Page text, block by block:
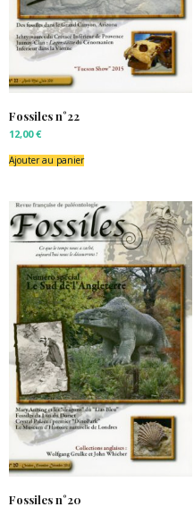
Fossiles n°22
12,00€
Ajouter au panier
Fossiles n°20